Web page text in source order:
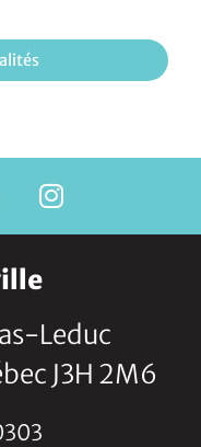
Leduc
J3H 2M6